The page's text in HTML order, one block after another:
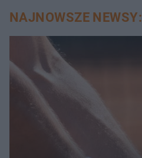
NAJNOWSZE NEWSY: